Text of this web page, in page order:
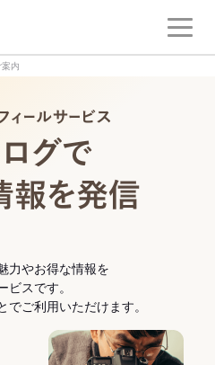
内
力やお得な情報を
ビスです。
ご利用いただけます。